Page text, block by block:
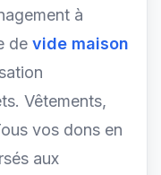
à
de vide maison
Vêtements,
vos dons en
aux